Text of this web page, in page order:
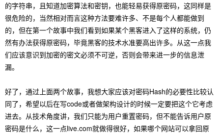
的字符串，且知道加密算法和密钥，也能轻易获得原密码，这同样是
很危险的，当然相对而言这种方法要难许多、不是每个人都能做到
的，但在第一个故事中我们看到如果某个黑客进入了这样的系统，仍
然有办法获得原密码，毕竟黑客的技术水准要高出许多。从这一点我
们应该意识到加密的密文必须不可逆，否则会带来进一步的信息泄
漏。
好了，通过上面两个故事，我想大家应该对密码Hash的必要性比较认
同了，希望以后在写code或者做架构设计的时候一定要把这个它考虑
进去。从技术角度讲，我们只能为用户重置密码，但不能告诉用户原
密码是什么，这一点live.com就做得很好，如果哪个网站可以拿回原